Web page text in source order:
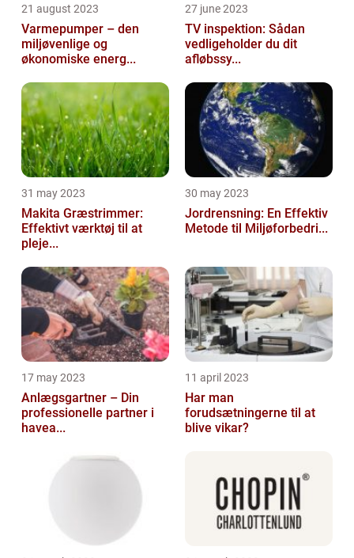
21 august 2023
Varmepumper – den
miljøvenlige og
økonomiske energ...
27 june 2023
TV inspektion: Sådan
vedligeholder du dit
afløbssy...
31 may 2023
Makita Græstrimmer:
Effektivt værktøj til at
pleje...
30 may 2023
Jordrensning: En Effektiv
Metode til Miljøforbedri...
17 may 2023
Anlægsgartner – Din
professionelle partner i
havea...
11 april 2023
Har man
forudsætningerne til at
blive vikar?